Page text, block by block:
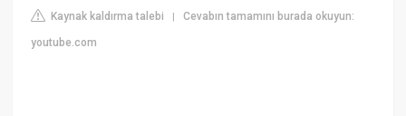
Kaynak kaldırma talebi |Cevabın tamamını burada okuyun:
youtube.com